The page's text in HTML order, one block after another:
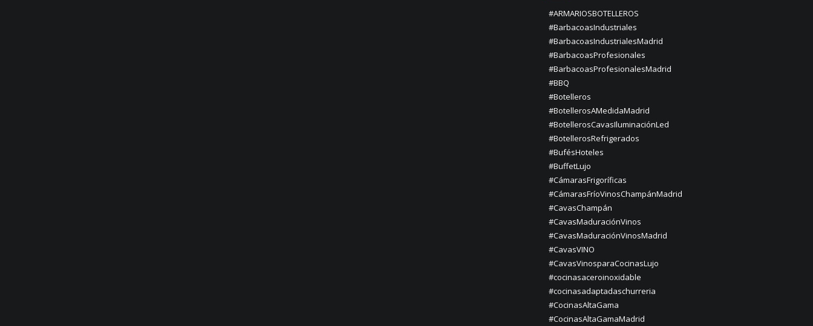
#ARMARIOSBOTELLEROS
#BarbacoasIndustriales
#BarbacoasIndustrialesMadrid
#BarbacoasProfesionales
#BarbacoasProfesionalesMadrid
#BBQ
#Botelleros
#BotellerosAMedidaMadrid
#BotellerosCavasIluminaciónLed
#BotellerosRefrigerados
#BufésHoteles
#BuffetLujo
#CámarasFrigoríficas
#CámarasFríoVinosChampánMadrid
#CavasChampán
#CavasMaduraciónVinos
#CavasMaduraciónVinosMadrid
#CavasVINO
#CavasVinosparaCocinasLujo
#cocinasaceroinoxidable
#cocinasadaptadaschurreria
#CocinasAltaGama
#CocinasAltaGamaMadrid